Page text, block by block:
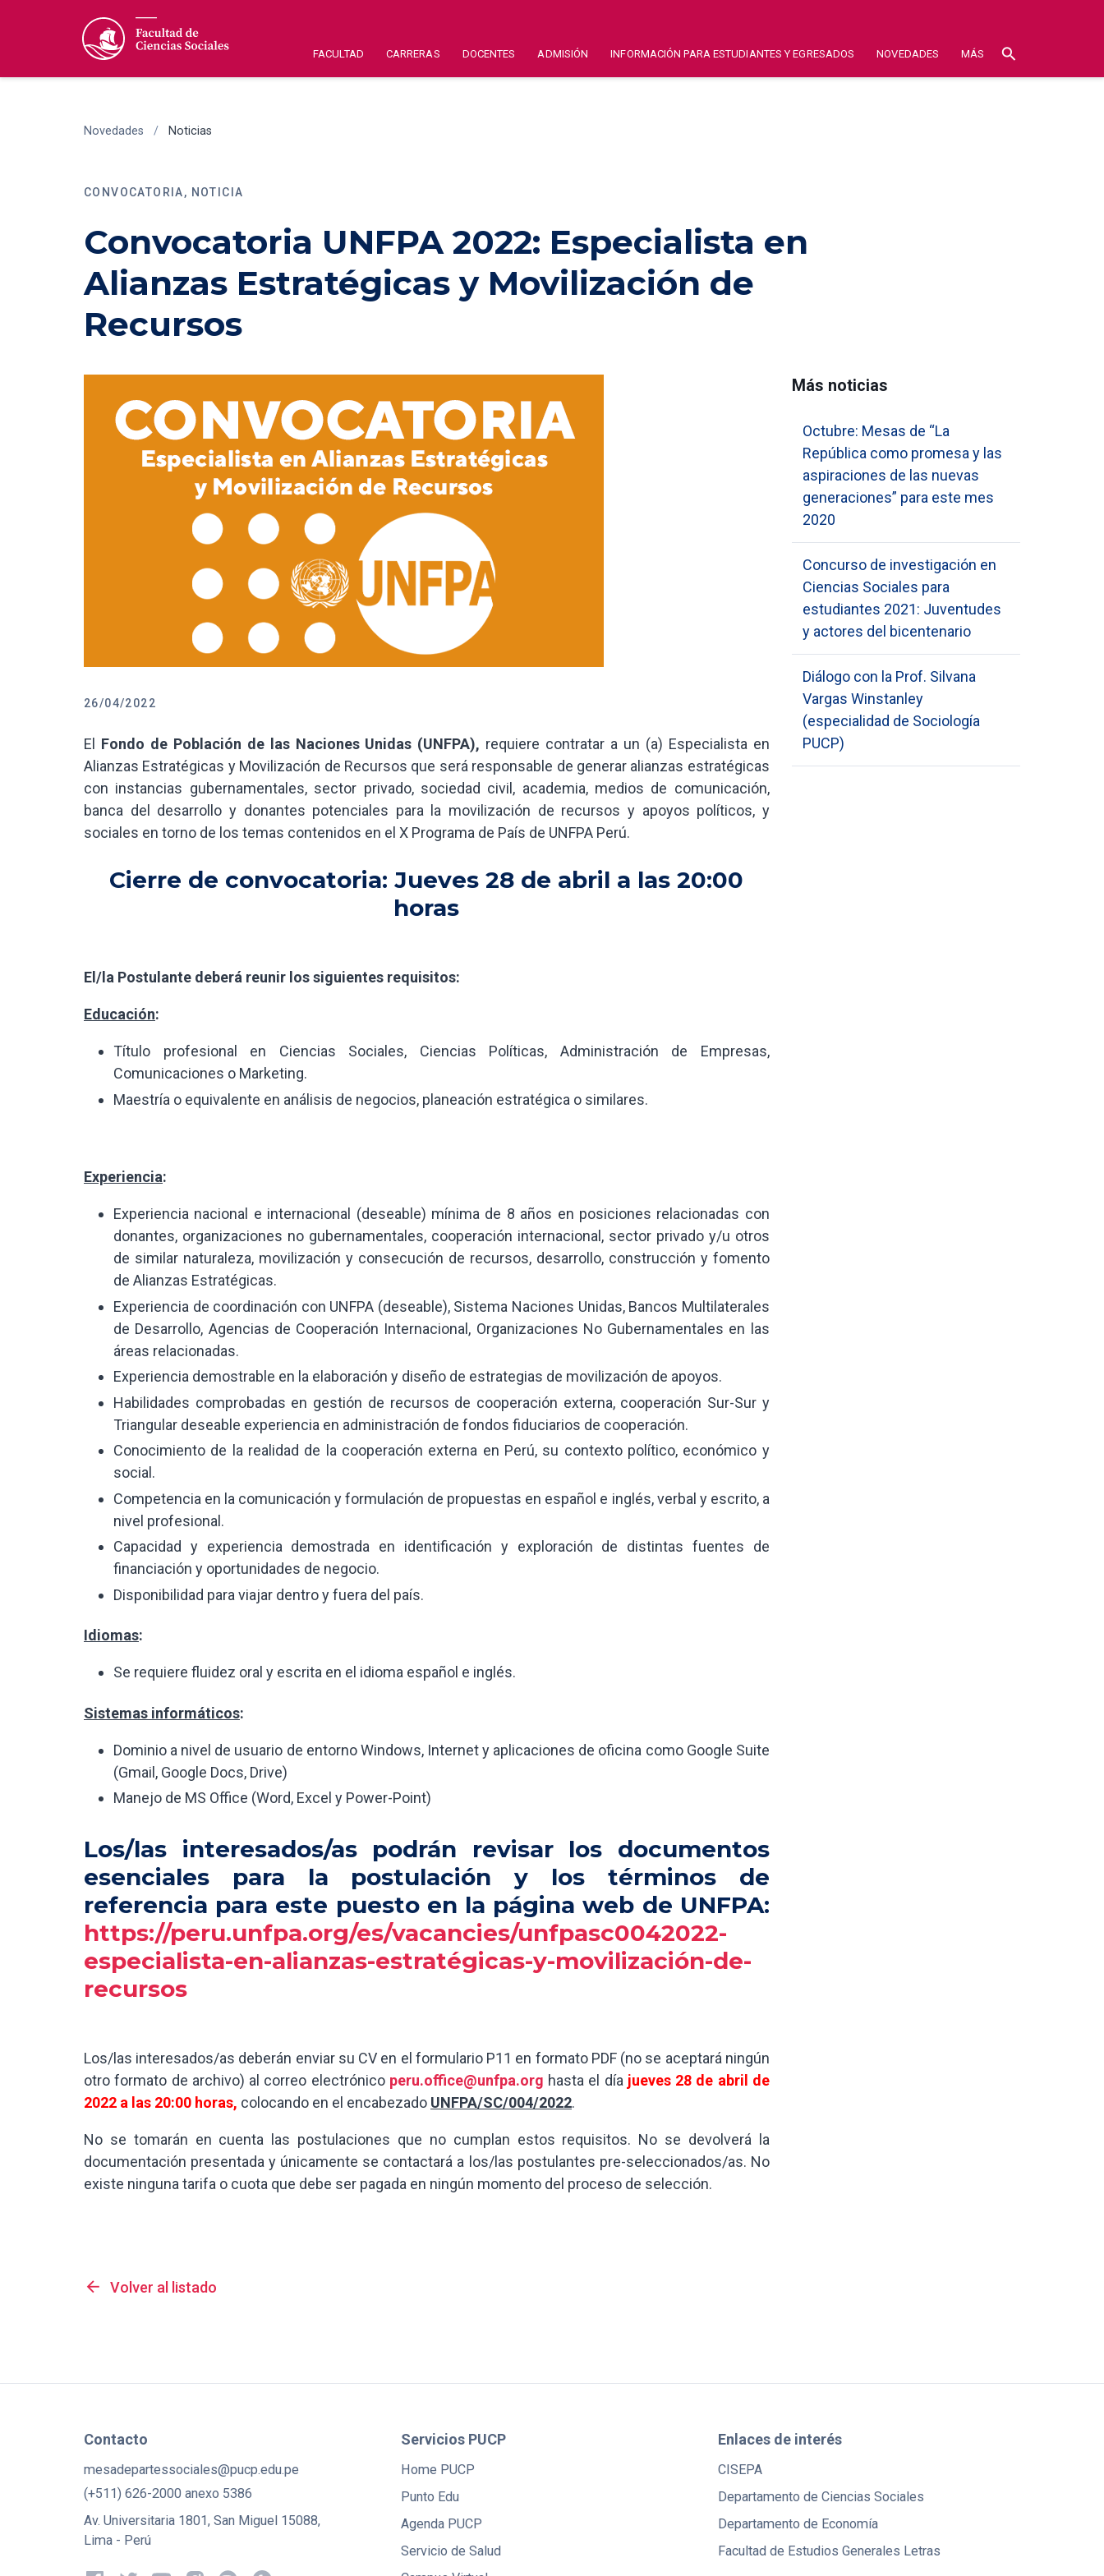
FACULTAD CARRERAS DOCENTES ADMISIÓN INFORMACIÓN PARA ESTUDIANTES Y EGRESADOS NOVEDADES MÁS search
Novedades / Noticias
CONVOCATORIA, NOTICIA
Convocatoria UNFPA 2022: Especialista en
Alianzas Estratégicas y Movilización de
Recursos
26/04/2022
El Fondo de Población de las Naciones Unidas (UNFPA), requiere contratar a un (a) Especialista en
Alianzas Estratégicas y Movilización de Recursos que será responsable de generar alianzas estratégicas
con instancias gubernamentales, sector privado, sociedad civil, academia, medios de comunicación,
banca del desarrollo y donantes potenciales para la movilización de recursos y apoyos políticos, y
sociales en torno de los temas contenidos en el X Programa de País de UNFPA Perú.
Cierre de convocatoria: Jueves 28 de abril a las 20:00
horas
El/la Postulante deberá reunir los siguientes requisitos:
Educación:
Título profesional en Ciencias Sociales, Ciencias Políticas, Administración de Empresas,
Comunicaciones o Marketing.
Maestría o equivalente en análisis de negocios, planeación estratégica o similares.
Experiencia:
Experiencia nacional e internacional (deseable) mínima de 8 años en posiciones relacionadas con
donantes, organizaciones no gubernamentales, cooperación internacional, sector privado y/u otros
de similar naturaleza, movilización y consecución de recursos, desarrollo, construcción y fomento
de Alianzas Estratégicas.
Experiencia de coordinación con UNFPA (deseable), Sistema Naciones Unidas, Bancos Multilaterales
de Desarrollo, Agencias de Cooperación Internacional, Organizaciones No Gubernamentales en las
áreas relacionadas.
Experiencia demostrable en la elaboración y diseño de estrategias de movilización de apoyos.
Habilidades comprobadas en gestión de recursos de cooperación externa, cooperación Sur-Sur y
Triangular deseable experiencia en administración de fondos fiduciarios de cooperación.
Conocimiento de la realidad de la cooperación externa en Perú, su contexto político, económico y
social.
Competencia en la comunicación y formulación de propuestas en español e inglés, verbal y escrito, a
nivel profesional.
Capacidad y experiencia demostrada en identificación y exploración de distintas fuentes de
financiación y oportunidades de negocio.
Disponibilidad para viajar dentro y fuera del país.
Idiomas:
Se requiere fluidez oral y escrita en el idioma español e inglés.
Sistemas informáticos:
Dominio a nivel de usuario de entorno Windows, Internet y aplicaciones de oficina como Google Suite
(Gmail, Google Docs, Drive)
Manejo de MS Office (Word, Excel y Power-Point)
Los/las interesados/as podrán revisar los documentos
esenciales para la postulación y los términos de
referencia para este puesto en la página web de UNFPA:
https://peru.unfpa.org/es/vacancies/unfpasc0042022-
especialista-en-alianzas-estratégicas-y-movilización-de-
recursos
Los/las interesados/as deberán enviar su CV en el formulario P11 en formato PDF (no se aceptará ningún
otro formato de archivo) al correo electrónico peru.office@unfpa.org hasta el día jueves 28 de abril de
2022 a las 20:00 horas, colocando en el encabezado UNFPA/SC/004/2022.
No se tomarán en cuenta las postulaciones que no cumplan estos requisitos. No se devolverá la
documentación presentada y únicamente se contactará a los/las postulantes pre-seleccionados/as. No
existe ninguna tarifa o cuota que debe ser pagada en ningún momento del proceso de selección.
arrow_back Volver al listado
Más noticias
Octubre: Mesas de “La
República como promesa y las
aspiraciones de las nuevas
generaciones” para este mes
2020
Concurso de investigación en
Ciencias Sociales para
estudiantes 2021: Juventudes
y actores del bicentenario
Diálogo con la Prof. Silvana
Vargas Winstanley
(especialidad de Sociología
PUCP)
Contacto
mesadepartessociales@pucp.edu.pe
(+511) 626-2000 anexo 5386
Av. Universitaria 1801, San Miguel 15088,
Lima - Perú
Servicios PUCP
Home PUCP
Punto Edu
Agenda PUCP
Servicio de Salud
Enlaces de interés
CISEPA
Departamento de Ciencias Sociales
Departamento de Economía
Facultad de Estudios Generales Letras